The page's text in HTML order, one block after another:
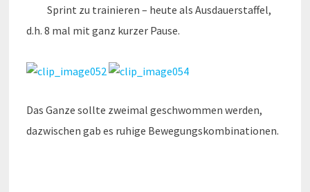
Sprint zu trainieren – heute als Ausdauerstaffel,
d.h. 8 mal mit ganz kurzer Pause.
Das Ganze sollte zweimal geschwommen werden,
dazwischen gab es ruhige Bewegungskombinationen.